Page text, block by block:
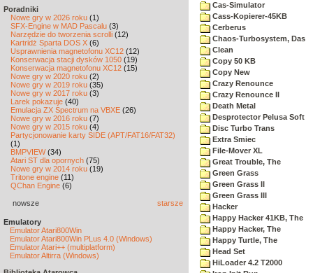
Poradniki
Nowe gry w 2026 roku (1)
SFX-Engine w MAD Pascalu (3)
Narzędzie do tworzenia scrolli (12)
Kartridż Sparta DOS X (6)
Usprawnienia magnetofonu XC12 (12)
Konserwacja stacji dysków 1050 (19)
Konserwacja magnetofonu XC12 (15)
Nowe gry w 2020 roku (2)
Nowe gry w 2019 roku (35)
Nowe gry w 2017 roku (3)
Larek pokazuje (40)
Emulacja ZX Spectrum na VBXE (26)
Nowe gry w 2016 roku (7)
Nowe gry w 2015 roku (4)
Partycjonowanie karty SIDE (APT/FAT16/FAT32)
(1)
BMPVIEW(34)
Atari ST dla opornych (75)
Nowe gry w 2014 roku (19)
Tritone engine (11)
QChan Engine (6)
nowsze starsze
Emulatory
Emulator Atari800Win
Emulator Atari800Win PLus 4.0 (Windows)
Emulator Atari++ (multiplatform)
Emulator Altirra (Windows)
Cas-Simulator
Cass-Kopierer-45KB
Cerberus
Chaos-Turbosystem, Das
Clean
Copy 50 KB
Copy New
Crazy Renounce
Crazy Renounce II
Death Metal
Desprotector Pelusa Soft
Disc Turbo Trans
Extra Smiec
File-Mover XL
Great Trouble, The
Green Grass
Green Grass II
Green Grass III
Hacker
Happy Hacker 41KB, The
Happy Hacker, The
Happy Turtle, The
Head Set
HiLoader 4.2 T2000